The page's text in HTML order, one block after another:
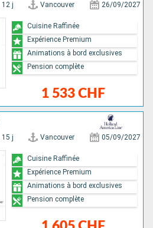
12 j Vancouver 26/09/2027
1 533 CHF
Cuisine Raffinée
Expérience Premium
Animations à bord exclusives
Pension complète
15 j Vancouver 05/09/2027
Cuisine Raffinée
Expérience Premium
Animations à bord exclusives
Pension complète